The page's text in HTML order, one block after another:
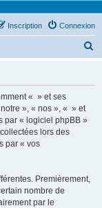
Connexion
Inscription
« » et ses
», « nos », « » et
par « logiciel phpBB »
lors des
par « vos
Premièrement,
nombre de
par le